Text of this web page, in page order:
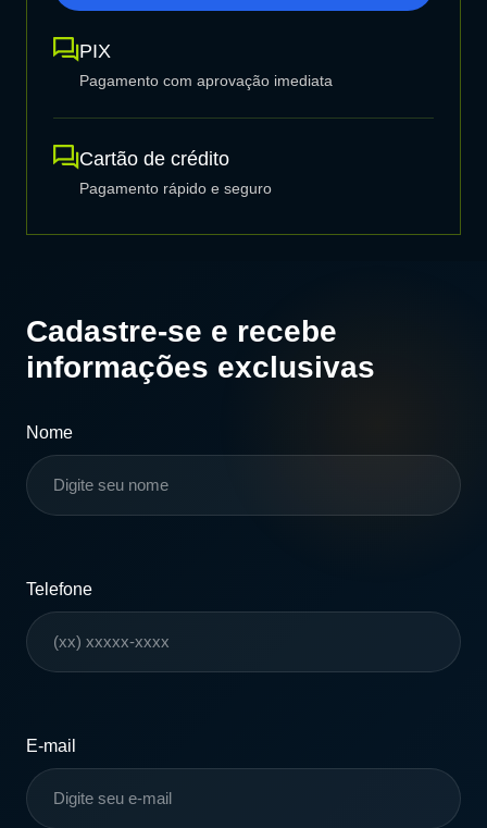
PIX
Pagamento com aprovação imediata
Cartão de crédito
Pagamento rápido e seguro
Cadastre-se e recebe
informações exclusivas
Nome
Telefone
E-mail